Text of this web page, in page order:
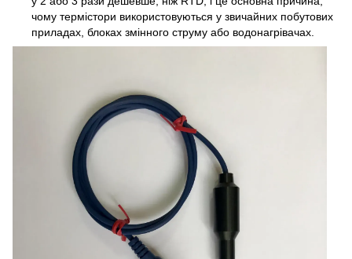
чому термістори використовуються у звичайних побутових
приладах, блоках змінного струму або водонагрівачах.